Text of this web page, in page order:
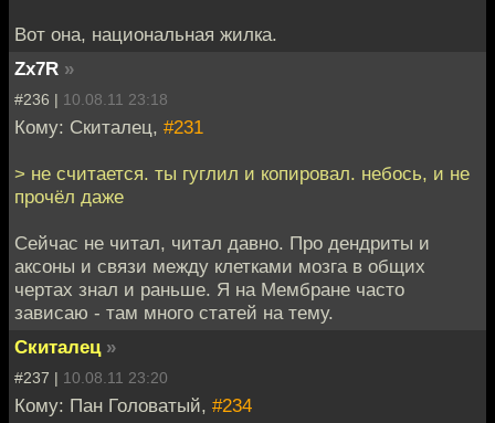
Вот она, национальная жилка.
Zx7R »
#236 | 10.08.11 23:18
Кому: Скиталец, #231
> не считается. ты гуглил и копировал. небось, и не
прочёл даже
Cейчас не читал, читал давно. Про дендриты и
аксоны и связи между клетками мозга в общих
чертах знал и раньше. Я на Мембране часто
зависаю - там много статей на тему.
Скиталец »
#237 | 10.08.11 23:20
Кому: Пан Головатый, #234